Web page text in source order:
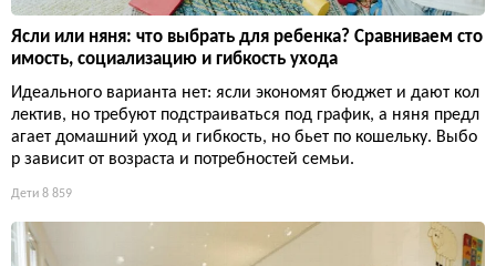
Ясли или няня: что выбрать для ребенка? Сравниваем сто
имость, социализацию и гибкость ухода
Идеального варианта нет: ясли экономят бюджет и дают кол
лектив, но требуют подстраиваться под график, а няня предл
агает домашний уход и гибкость, но бьет по кошельку. Выбо
р зависит от возраста и потребностей семьи.
Дети 8 859